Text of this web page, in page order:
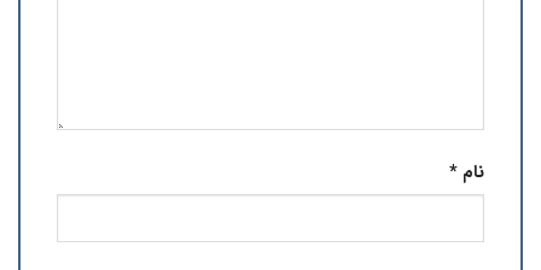
نام *